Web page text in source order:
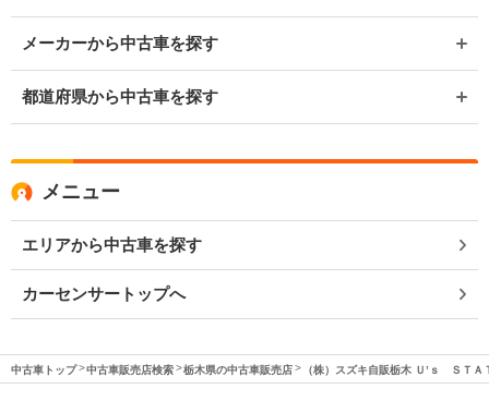
メーカーから中古車を探す
都道府県から中古車を探す
メニュー
エリアから中古車を探す
カーセンサートップへ
中古車トップ 中古車販売店検索 栃木県の中古車販売店 （株）スズキ自販栃木 Ｕ’ｓ ＳＴＡ